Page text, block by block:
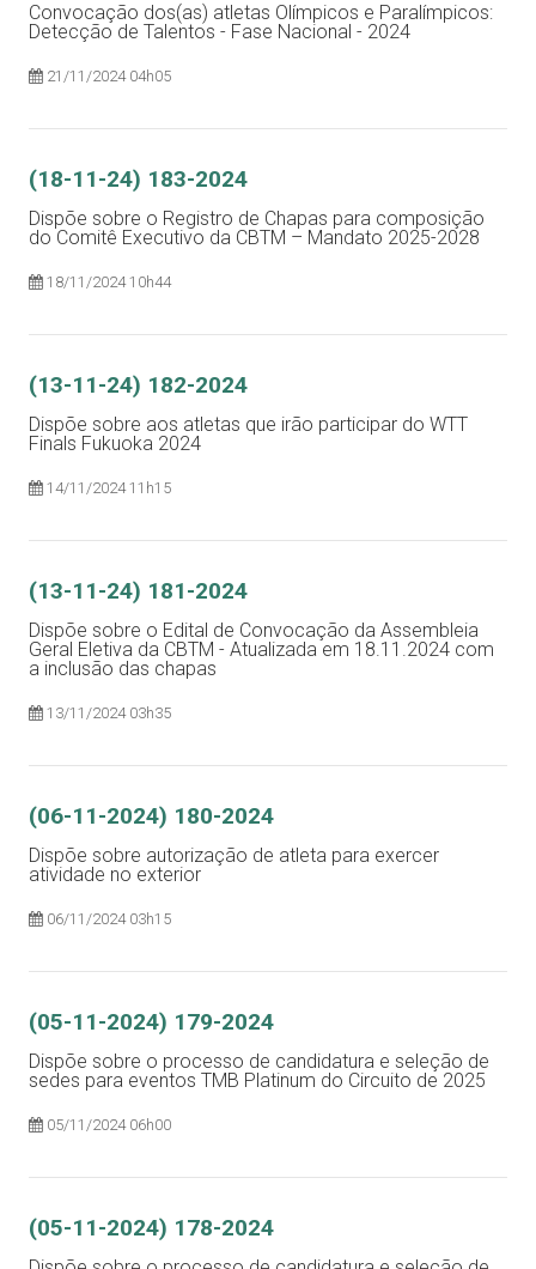
Convocação dos(as) atletas Olímpicos e Paralímpicos:
Detecção de Talentos - Fase Nacional - 2024
21/11/2024 04h05
(18-11-24) 183-2024
Dispõe sobre o Registro de Chapas para composição
do Comitê Executivo da CBTM – Mandato 2025-2028
18/11/2024 10h44
(13-11-24) 182-2024
Dispõe sobre aos atletas que irão participar do WTT
Finals Fukuoka 2024
14/11/2024 11h15
(13-11-24) 181-2024
Dispõe sobre o Edital de Convocação da Assembleia
Geral Eletiva da CBTM - Atualizada em 18.11.2024 com
a inclusão das chapas
13/11/2024 03h35
(06-11-2024) 180-2024
Dispõe sobre autorização de atleta para exercer
atividade no exterior
06/11/2024 03h15
(05-11-2024) 179-2024
Dispõe sobre o processo de candidatura e seleção de
sedes para eventos TMB Platinum do Circuito de 2025
05/11/2024 06h00
(05-11-2024) 178-2024